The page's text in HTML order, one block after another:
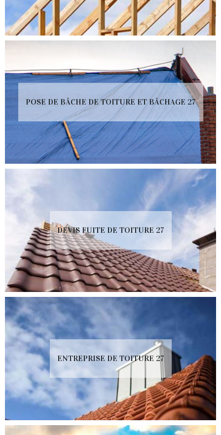
POSE DE BÂCHE DE TOITURE ET BÂCHAGE 27
DEVIS FUITE DE TOITURE 27
ENTREPRISE DE TOITURE 27